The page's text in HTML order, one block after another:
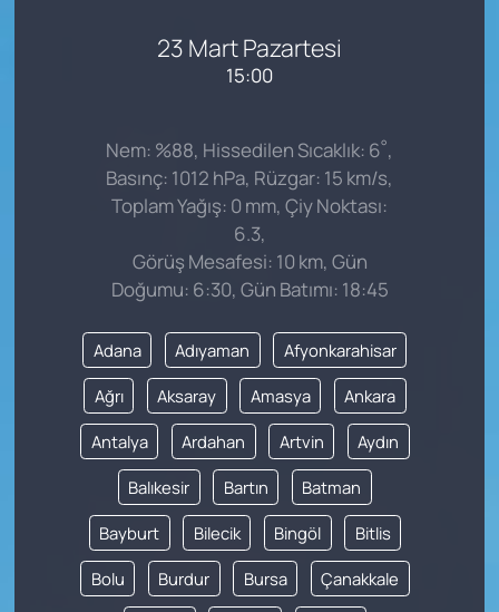
23 Mart Pazartesi
15:00
Nem: %88, Hissedilen Sıcaklık: 6°,
Basınç: 1012 hPa, Rüzgar: 15 km/s,
Toplam Yağış: 0 mm, Çiy Noktası:
6.3,
Görüş Mesafesi: 10 km, Gün
Doğumu: 6:30, Gün Batımı: 18:45
Adana Adıyaman Afyonkarahisar
Ağrı Aksaray Amasya Ankara
Antalya Ardahan Artvin Aydın
Balıkesir Bartın Batman
Bayburt Bilecik Bingöl Bitlis
Bolu Burdur Bursa Çanakkale